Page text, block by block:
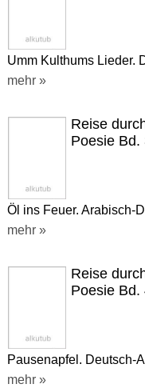
Umm Kulthums Lieder.
mehr »
Reise
Poesie Bd.
Öl ins Feuer. Arabisch-
mehr »
Reise
Poesie Bd.
Pausenapfel. Deutsch-
mehr »